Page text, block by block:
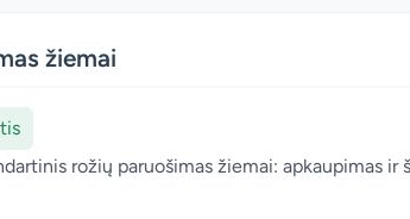
žiemai
rožių paruošimas žiemai: apkaupimas ir